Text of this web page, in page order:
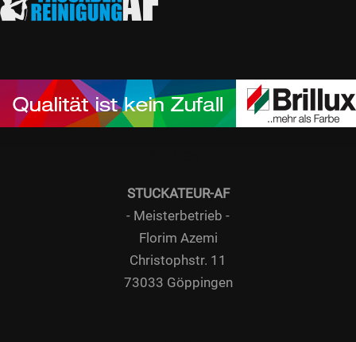
STUCKATEUR-AF
- Meisterbetrieb -
Florim Azemi
Christophstr. 11
73033 Göppingen